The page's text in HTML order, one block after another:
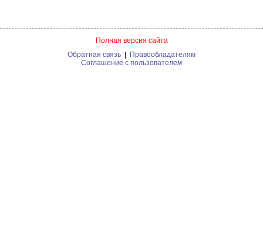
Полная версия сайта
Обратная связь | Правообладателям
Соглашение с пользователем